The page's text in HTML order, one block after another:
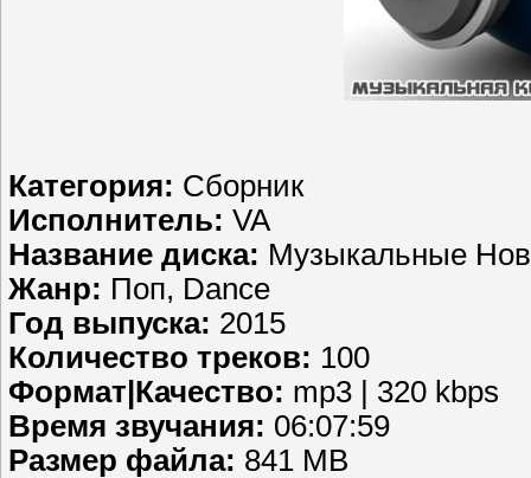
Категория: Сборник
Исполнитель: VA
Название диска: Музыкальные
Жанр: Поп, Dance
Год выпуска: 2015
Количество треков: 100
Формат|Качество: mp3 | 320 kbps
Время звучания: 06:07:59
Размер файла: 841 MB